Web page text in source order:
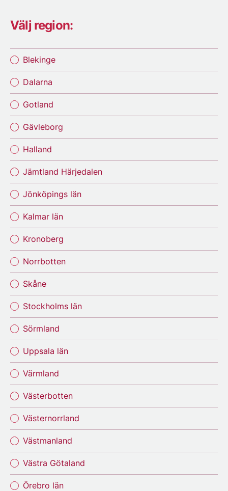
Välj region:
Blekinge
Dalarna
Gotland
Gävleborg
Halland
Jämtland Härjedalen
Jönköpings län
Kalmar län
Kronoberg
Norrbotten
Skåne
Stockholms län
Sörmland
Uppsala län
Värmland
Västerbotten
Västernorrland
Västmanland
Västra Götaland
Örebro län